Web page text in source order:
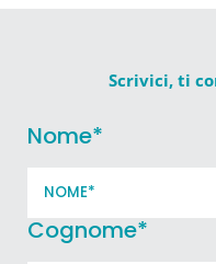
Scrivici, ti
Nome*
Cognome*